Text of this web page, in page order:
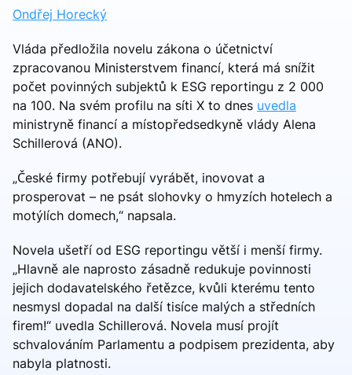
Ondřej Horecký
Vláda předložila novelu zákona o účetnictví
zpracovanou Ministerstvem financí, která má snížit
počet povinných subjektů k ESG reportingu z 2 000
na 100. Na svém profilu na síti X to dnes uvedla
ministryně financí a místopředsedkyně vlády Alena
Schillerová (ANO).
„České firmy potřebují vyrábět, inovovat a
prosperovat – ne psát slohovky o hmyzích hotelech a
motýlích domech,“ napsala.
Novela ušetří od ESG reportingu větší i menší firmy.
„Hlavně ale naprosto zásadně redukuje povinnosti
jejich dodavatelského řetězce, kvůli kterému tento
nesmysl dopadal na další tisíce malých a středních
firem!“ uvedla Schillerová. Novela musí projít
schvalováním Parlamentu a podpisem prezidenta, aby
nabyla platnosti.